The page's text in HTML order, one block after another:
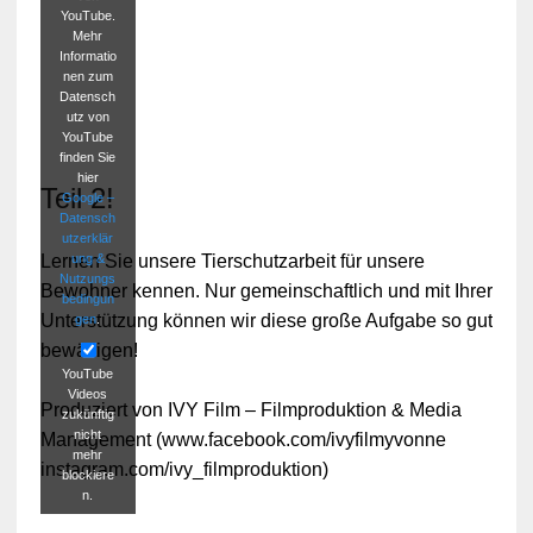
YouTube.
Mehr
Informatio
nen zum
Datensch
utz von
YouTube
finden Sie
hier
Google –
Datensch
utzerklär
ung &
Nutzungs
bedingun
gen.
YouTube
Videos
zukünftig
nicht
mehr
blockiere
n.
Teil 2!
Lernen Sie unsere Tierschutzarbeit für unsere
Bewohner kennen. Nur gemeinschaftlich und mit Ihrer
Unterstützung können wir diese große Aufgabe so gut
bewältigen!
Produziert von IVY Film – Filmproduktion & Media
Management (www.facebook.com/ivyfilmyvonne
instagram.com/ivy_filmproduktion)